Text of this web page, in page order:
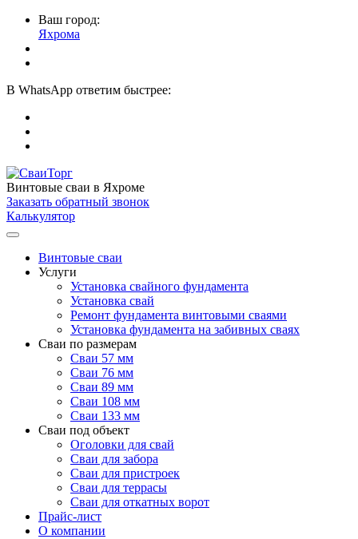
Ваш город:
Яхрома
В WhatsApp ответим быстрее:
Винтовые сваи в Яхроме
Заказать обратный звонок
Калькулятор
Винтовые сваи
Услуги
Установка свайного фундамента
Установка свай
Ремонт фундамента винтовыми сваями
Установка фундамента на забивных сваях
Сваи по размерам
Сваи 57 мм
Сваи 76 мм
Сваи 89 мм
Сваи 108 мм
Сваи 133 мм
Сваи под объект
Оголовки для свай
Сваи для забора
Сваи для пристроек
Сваи для террасы
Сваи для откатных ворот
Прайс-лист
О компании